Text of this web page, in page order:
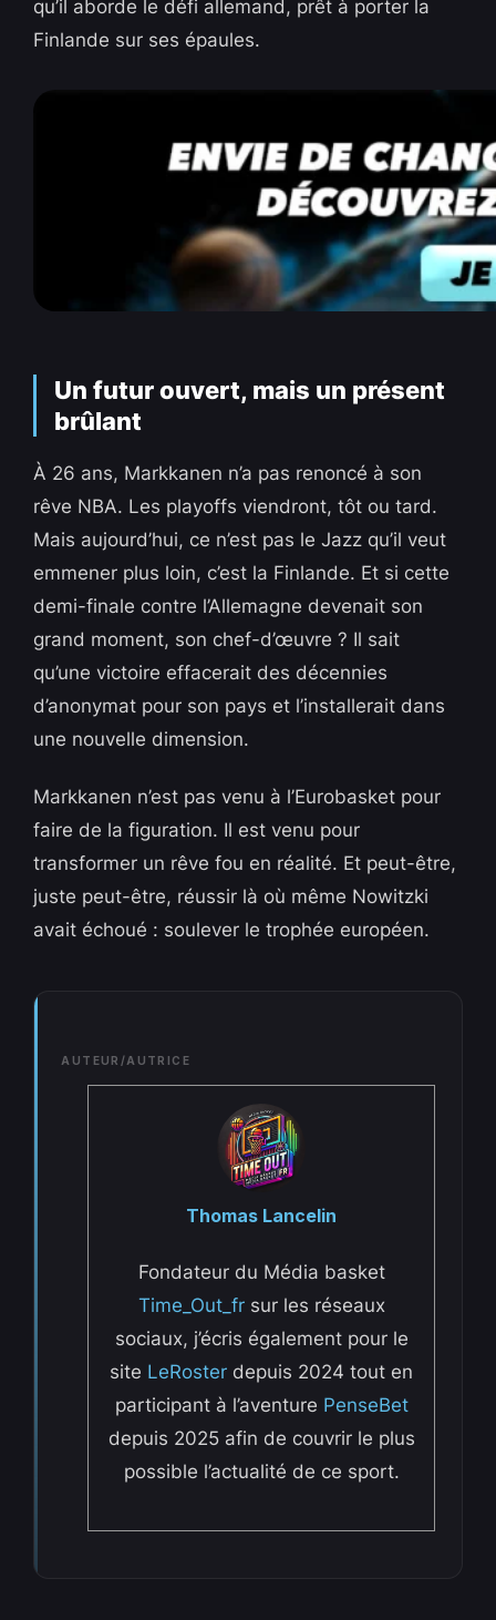
qu’il aborde le défi allemand, prêt à porter la
Finlande sur ses épaules.
Un futur ouvert, mais un présent
brûlant
À 26 ans, Markkanen n’a pas renoncé à son
rêve NBA. Les playoffs viendront, tôt ou tard.
Mais aujourd’hui, ce n’est pas le Jazz qu’il veut
emmener plus loin, c’est la Finlande. Et si cette
demi-finale contre l’Allemagne devenait son
grand moment, son chef-d’œuvre ? Il sait
qu’une victoire effacerait des décennies
d’anonymat pour son pays et l’installerait dans
une nouvelle dimension.
Markkanen n’est pas venu à l’Eurobasket pour
faire de la figuration. Il est venu pour
transformer un rêve fou en réalité. Et peut-être,
juste peut-être, réussir là où même Nowitzki
avait échoué : soulever le trophée européen.
AUTEUR/AUTRICE
Thomas Lancelin
Fondateur du Média basket
Time_Out_frsur les réseaux
sociaux, j’écris également pour le
site LeRoster depuis 2024 tout en
participant à l’aventure PenseBet
depuis 2025 afin de couvrir le plus
possible l’actualité de ce sport.